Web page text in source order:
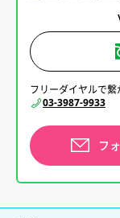
フリーダイヤルで
03-3987-9933
フ